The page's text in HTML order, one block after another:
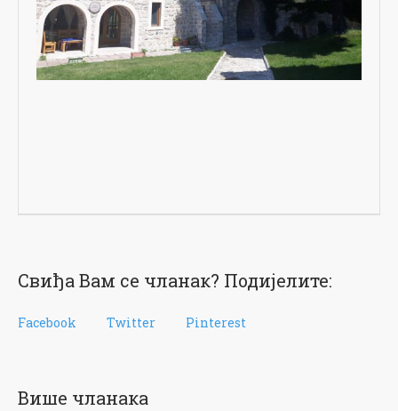
Свиђа Вам се чланак? Подијелите:
Facebook Twitter Pinterest
Више чланака